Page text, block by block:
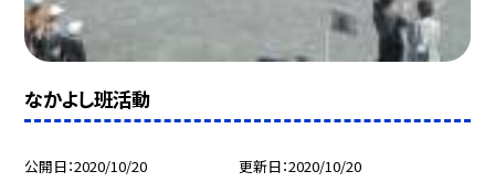
なかよし班活動
公開日 2020/10/20 更新日 2020/10/20